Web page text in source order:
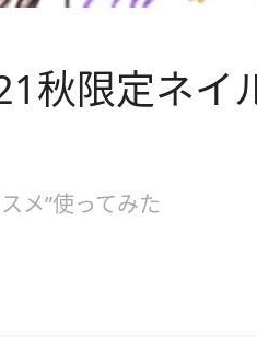
秋限定ネイ
メ”使ってみた